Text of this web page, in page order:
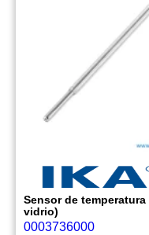
Sensor de
vidrio)
0003736000